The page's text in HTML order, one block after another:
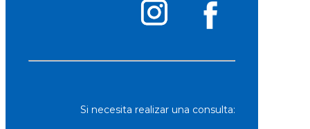
Si necesita realizar una consulta: